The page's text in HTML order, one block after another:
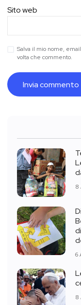
Sito web
Salva il mio nome,
volta che commento.
8
6
8